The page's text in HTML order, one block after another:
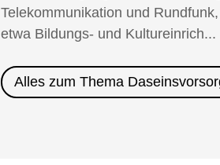
Abfallwirtschaft
Ein wichtiger Faktor für die
Münster sind die
Telekommunikation und
etwa Bildungs- und Kultureinrich...
Alles zum Thema